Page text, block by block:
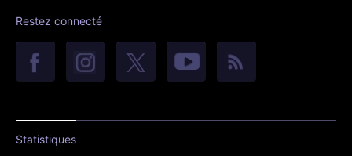
Restez connecté
Statistiques